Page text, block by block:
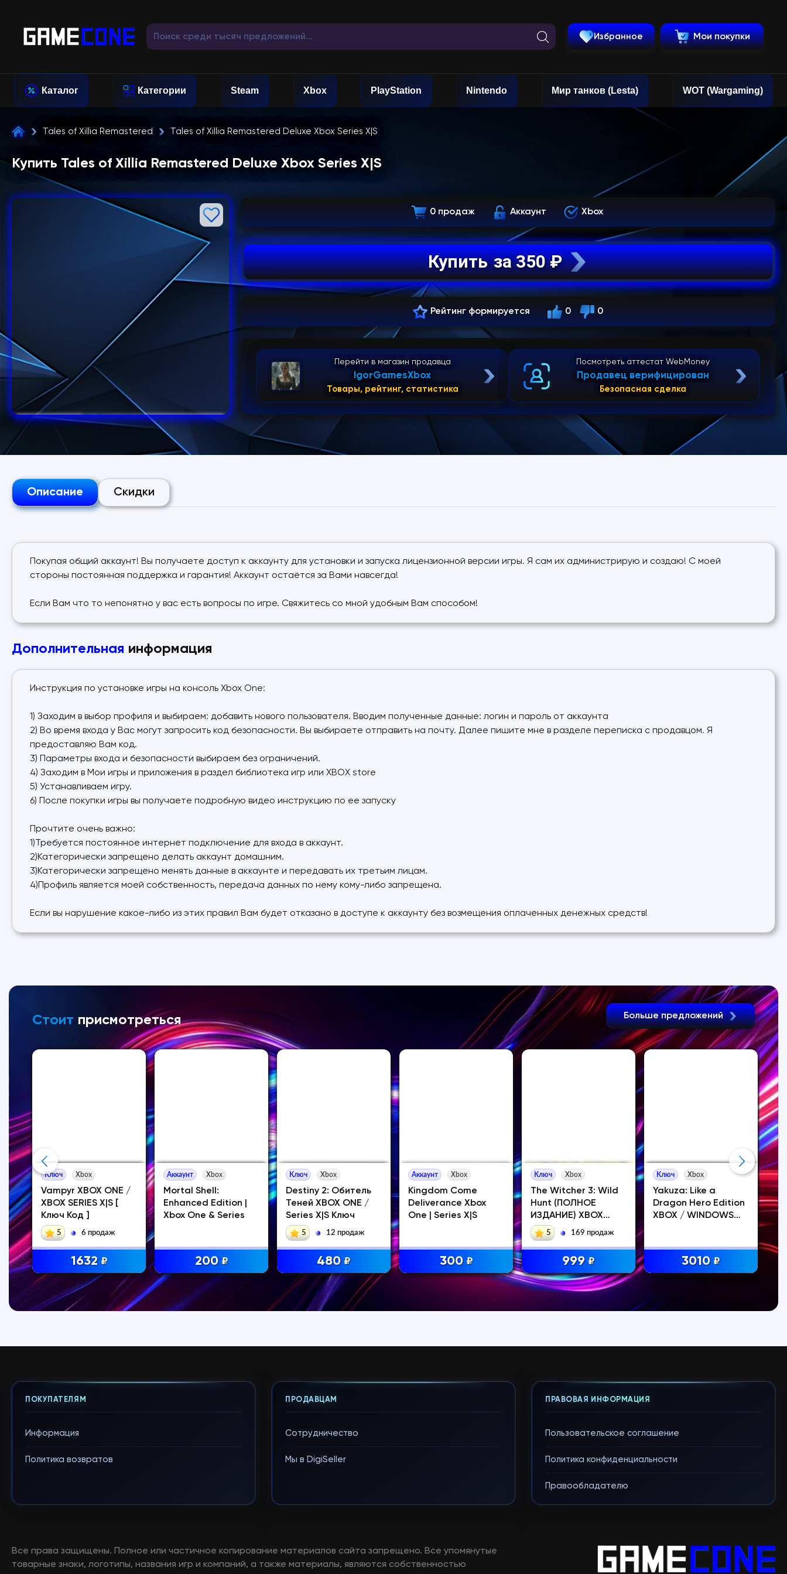
Избранное Мои покупки
Каталог Категории Steam Xbox PlayStation Nintendo Мир танков (Lesta) WOT (Wargaming)
Tales of Xillia Remastered Tales of Xillia Remastered Deluxe Xbox Series X|S
Купить Tales of Xillia Remastered Deluxe Xbox Series X|S
0 продаж Аккаунт Xbox
Купить за 350 ₽
Рейтинг формируется 0 0
Перейти в магазин продавца
IgorGamesXbox
Товары, рейтинг, статистика
Посмотреть аттестат WebMoney
Продавец верифицирован
Безопасная сделка
Описание Скидки
Покупая общий аккаунт! Вы получаете доступ к аккаунту для установки и запуска лицензионной версии игры. Я сам их администрирую и создаю! С моей
стороны постоянная поддержка и гарантия! Аккаунт остаётся за Вами навсегда!
Если Вам что то непонятно у вас есть вопросы по игре. Свяжитесь со мной удобным Вам способом!
Дополнительная информация
Инструкция по установке игры на консоль Xbox One:
1) Заходим в выбор профиля и выбираем: добавить нового пользователя. Вводим полученные данные: логин и пароль от аккаунта
2) Во время входа у Вас могут запросить код безопасности. Вы выбираете отправить на почту. Далее пишите мне в разделе переписка с продавцом. Я
предоставляю Вам код.
3) Параметры входа и безопасности выбираем без ограничений.
4) Заходим в Мои игры и приложения в раздел библиотека игр или XBOX store
5) Устанавливаем игру.
6) После покупки игры вы получаете подробную видео инструкцию по ее запуску
Прочтите очень важно:
1)Требуется постоянное интернет подключение для входа в аккаунт.
2)Категорически запрещено делать аккаунт домашним.
3)Категорически запрещено менять данные в аккаунте и передавать их третьим лицам.
4)Профиль является моей собственность, передача данных по нему кому-либо запрещена.
Если вы нарушение какое-либо из этих правил Вам будет отказано в доступе к аккаунту без возмещения оплаченных денежных средств!
Стоит присмотреться Больше предложений
Ключ Xbox
Vampyr XBOX ONE /
XBOX SERIES X|S [
Ключ Код ]
5 6 продаж
1632 ₽
Аккаунт Xbox
Mortal Shell:
Enhanced Edition |
Xbox One & Series
200 ₽
Ключ Xbox
Destiny 2: Обитель
Теней XBOX ONE /
Series X|S Ключ
5 12 продаж
480 ₽
Аккаунт Xbox
Kingdom Come
Deliverance Xbox
One | Series X|S
300 ₽
Ключ Xbox
The Witcher 3: Wild
Hunt (ПОЛНОЕ
ИЗДАНИЕ) XBOX
КЛЮЧ
5 169 продаж
999 ₽
Ключ Xbox
Yakuza: Like a
Dragon Hero Edition
XBOX / WINDOWS
3010 ₽
ПОКУПАТЕЛЯМ
Информация
Политика возвратов
ПРОДАВЦАМ
Сотрудничество
Мы в DigiSeller
ПРАВОВАЯ ИНФОРМАЦИЯ
Пользовательское соглашение
Политика конфиденциальности
Правообладателю
Все права защищены. Полное или частичное копирование материалов сайта запрещено. Все упомянутые
товарные знаки, логотипы, названия игр и компаний, а также материалы, являются собственностью